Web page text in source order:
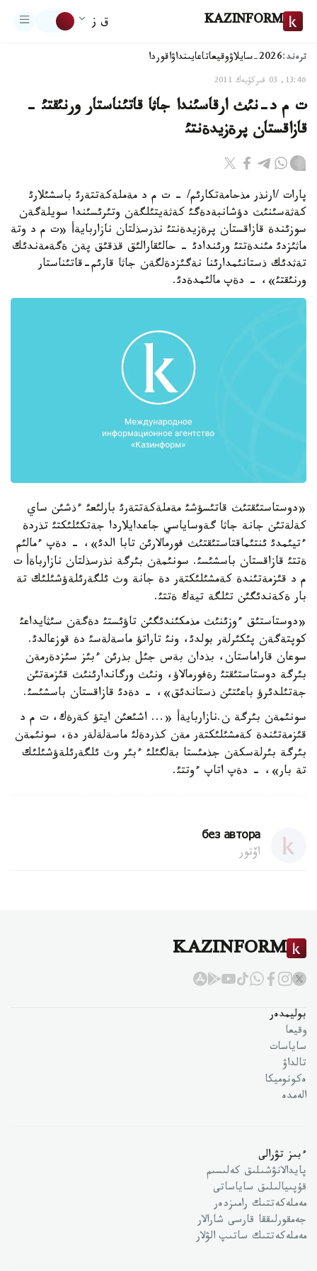
KAZINFORM ق ز
ترەند:2026-سايلاۋ وقيعاتاعايىنداۋاقوردا
13:46, 03 قىركۇيەك 2011
ت م د-نئث ارقاسئندا جاثا قاتئناستار ورنئقتئ -
قازاقستان پرةزيدةنتئ
پارات /ارنذر مذحامةتكارئم/ - ت م د مةملةكةتتةرئ باسشئلارئ
كةثةسئنئث دؤشانبةدةگئ كةثةيتئلگةن وتئرئسئندا سويلةگةن
سوزئندة قازاقستان پرةزيدةنتئ نذرسذلتان نازاربايةأ «ت م د وتة
ماثئزدئ مئندةتتئ ورئندادئ - حالئقارالئق قذقئق پةن ةگةمةندئك
تةثدئك ذستانئمدارئنا نةگئزدةلگةن جاثا قارئم-قاتئناستار
ورنئقتئ»، - دةپ مالئمدةدئ.
«دوستاستئقتئث قاتئسؤشئ مةملةكةتتةرئ بارلئعئ ءذشئن ساي
كةلةتئن جانة جاثا گةوساياسي جاعدايلاردا جةتكئلئكتئ تذردة
ءتيئمدئ ئنتئماقتاستئقتئث فورمالارئن تابا الدئ»، - دةپ ءمالئم
ةتتئ قازاقستان باسشئسئ. سونئمةن بئرگة نذرسذلتان نازارباةأ ت
م د قئزمةتئندة كةمشئلئكتةر دة جانة وث ئلگةرئلةؤشئلئك تة
بار ةكةندئگئن تئلگة تيةك ةتتئ.
«دوستاستئق ءوزئنئث مذمكئندئگئن تاؤئستئ دةگةن سئثايداعئ
كوپتةگةن پئكئرلةر بولدئ، ونئ تاراتؤ ماسةلةسئ دة قوزعالدئ.
سوعان قاراماستان، بذدان بةس جئل بذرئن ءبئز سئزدةرمةن
بئرگة دوستاستئقتئ رةفورمالاؤ، ونئث ورگاندارئنئث قئزمةتئن
جةتئلدئرؤ باعئتئن ذستاندئق»، - دةدئ قازاقستان باسشئسئ.
سونئمةن بئرگة ن.نازاربايةأ «... اشئعئن ايتؤ كةرةك، ت م د
قئزمةتئندة كةمشئلئكتةر مةن كذردةلئ ماسةلةلةر دة، سونئمةن
بئرگة بئرلةسكةن جذمئستا بةلگئلئ ءبئر وث ئلگةرئلةؤشئلئك
تة بار»، - دةپ اتاپ ءوتتئ.
без автора
اۆتور
KAZINFORM
بوليمدەر
وقيعا
ساياسات
تالداۋ
ەكونوميكا
الەمدە
ءبىز تۋرالى
پايدالانۋشىلىق كەلىسىم
قۇپىيالىلىق ساياساتى
مەملەكەتتىك رامىزدەر
جەمقورلىققا قارسى شارالار
مەملەكەتتىك ساتىپ الۋلار